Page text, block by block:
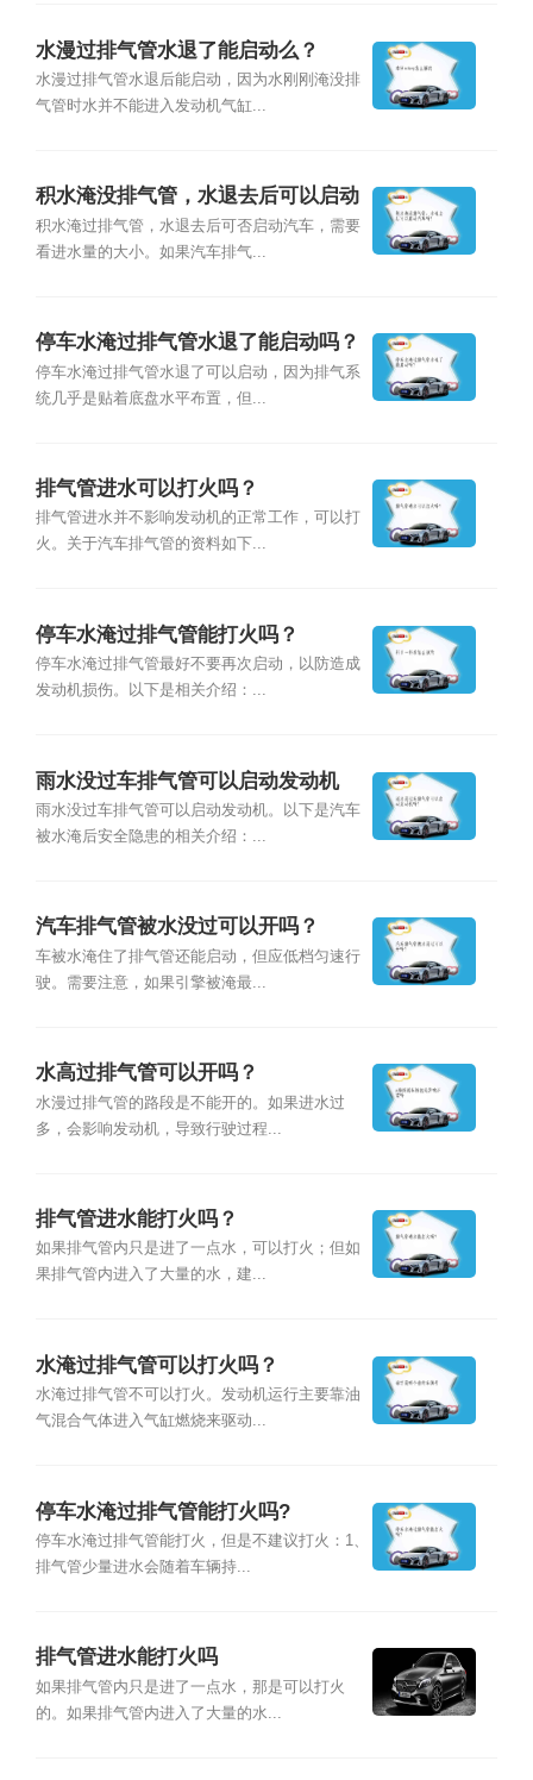
水漫过排气管水退了能启动么？
水漫过排气管水退后能启动，因为水刚刚淹没排
气管时水并不能进入发动机气缸...
积水淹没排气管，水退去后可以启动
汽车吗？
积水淹过排气管，水退去后可否启动汽车，需要
看进水量的大小。如果汽车排气...
停车水淹过排气管水退了能启动吗？
停车水淹过排气管水退了可以启动，因为排气系
统几乎是贴着底盘水平布置，但...
排气管进水可以打火吗？
排气管进水并不影响发动机的正常工作，可以打
火。关于汽车排气管的资料如下...
停车水淹过排气管能打火吗？
停车水淹过排气管最好不要再次启动，以防造成
发动机损伤。以下是相关介绍：...
雨水没过车排气管可以启动发动机
吗？
雨水没过车排气管可以启动发动机。以下是汽车
被水淹后安全隐患的相关介绍：...
汽车排气管被水没过可以开吗？
车被水淹住了排气管还能启动，但应低档匀速行
驶。需要注意，如果引擎被淹最...
水高过排气管可以开吗？
水漫过排气管的路段是不能开的。如果进水过
多，会影响发动机，导致行驶过程...
排气管进水能打火吗？
如果排气管内只是进了一点水，可以打火；但如
果排气管内进入了大量的水，建...
水淹过排气管可以打火吗？
水淹过排气管不可以打火。发动机运行主要靠油
气混合气体进入气缸燃烧来驱动...
停车水淹过排气管能打火吗?
停车水淹过排气管能打火，但是不建议打火：1、
排气管少量进水会随着车辆持...
排气管进水能打火吗
如果排气管内只是进了一点水，那是可以打火
的。如果排气管内进入了大量的水...